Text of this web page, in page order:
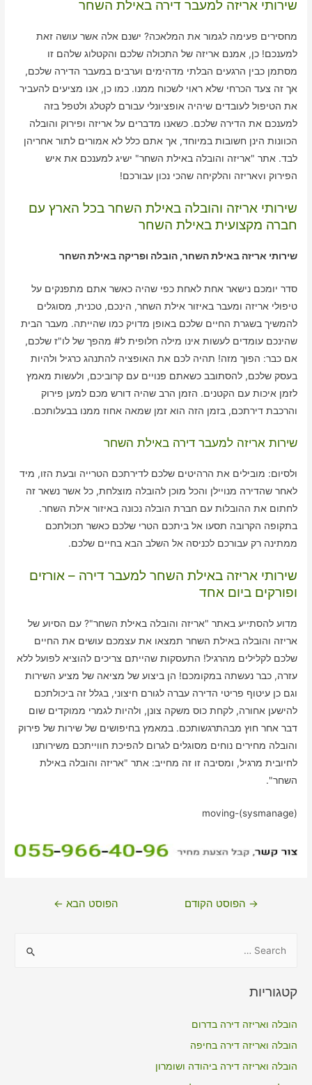
שירותי אריזה למעבר דירה באילת השחר
מחסירים פעימה לגמור את המלאכה? ישנם אלה אשר עושה זאת
למענכם! כן, אמנם אריזה של התכולה שלכם והקטלוג שלהם זו
מסתמן כבין הרגעים הבלתי מדהימים וערבים במעבר הדירה שלכם,
אך זה צעד הכרחי שלא ראוי לשכוח ממנו. כמו כן, אנו מציעים להעביר
את הטיפול לעובדים שיהיה אופציונלי עבורם לקטלג ולטפל בזה
למענכם את הדירה שלכם. כשאנו מדברים על אריזה ופירוק והובלה
הכוונות הינן חשובות במיוחד, אך אתם כלל לא אמורים לתור אחריהן
לבד. אתר "אריזה והובלה באילת השחר" ישיג למענכם את איש
הפירוק וvאריזה והלקיחה שהכי נכון עבורכם!
שירותי אריזה והובלה באילת השחר בכל הארץ עם
חברה מקצועית באילת השחר
שירותי אריזה באילת השחר, הובלה ופריקה באילת השחר
סדר יומכם נישאר אחת לאחת כפי שהיה כאשר אתם מתפנקים על
טיפולי אריזה ומעבר באיזור אילת השחר, הינכם, טכנית, מסוגלים
להמשיך בשגרת החיים שלכם באופן מדויק כמו שהייתה. מעבר הבית
שהינכם עומדים לעשות אינו מילה חלופית ל# מהפך של לו"ז שלכם,
אם כבר: הפוך מזה! תהיה לכם את האופציה להתנהג כרגיל ולהיות
בעסק שלכם, להסתובב כשאתם פנויים עם קרוביכם, ולעשות מאמץ
לזמן איכות עם הקטנים. הזמן הרב שהיה דורש מכם למען פירוק
והרכבת דירתכם, בזמן הזה הוא זמן שמאה אחוז ממנו בבעלותכם.
שירות אריזה למעבר דירה באילת השחר
ולסיום: מובילים את הרהיטים שלכם לדירתכם הטרייה ובעת הזו, מיד
לאחר שהדירה מנויילן והכל מוכן להובלה מוצלחת, כל אשר נשאר זה
לחתום את ההובלות עם חברת הובלה נכונה באיזור אילת השחר.
בתקופה הקרובה תסעו אל ביתכם הטרי שלכם כאשר תכולתכם
ממתינה רק עבורכם לכניסה אל השלב הבא בחיים שלכם.
שירותי אריזה באילת השחר למעבר דירה – אורזים
ופורקים ביום אחד
מדוע להסתייע באתר "אריזה והובלה באילת השחר"? עם הסיוע של
אריזה והובלה באילת השחר תמצאו את עצמכם עושים את החיים
שלכם לקלילים מהרגיל! התעסקות שהייתם צריכים להוציא לפועל ללא
עזרה, כבר נעשתה במקומכם! הן ביצוע של מציאה של מציע השירות
וגם כן עיטוף פריטי הדירה עברה לגורם חיצוני, בגלל זה ביכולתכם
להישען אחורה, לקחת כוס משקה צונן, ולהיות לגמרי ממוקדים שום
דבר אחר חוץ מבהתרגשותכם. במאמץ בחיפושים של שירות של פירוק
והובלה מחירים נוחים מסוגלים לגרום להפיכת חווייתכם משירותנו
לחיובית מרגיל, ומסיבה זו זה מחייב: אתר "אריזה והובלה באילת
השחר".
moving-(sysmanage)
ניווט→ הפוסט הקודם הפוסט הבא ←
r
o
קטגוריות
הובלה ואריזה דירה בדרום
הובלה ואריזה דירה בחיפה
הובלה ואריזה דירה ביהודה ושומרון